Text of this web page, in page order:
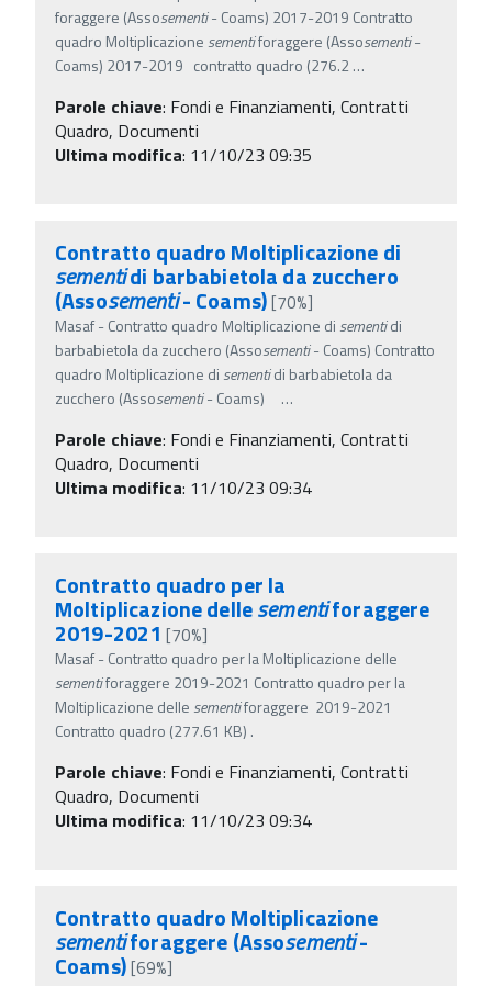
foraggere (Assosementi- Coams) 2017-2019 Contratto
quadro Moltiplicazione sementiforaggere (Assosementi-
Coams) 2017-2019 contratto quadro (276.2…
Parole chiave: Fondi e Finanziamenti, Contratti
Quadro, Documenti
Ultima modifica: 11/10/23 09:35
Contratto quadro Moltiplicazione di
sementidi barbabietola da zucchero
(Assosementi- Coams)[70%]
Masaf - Contratto quadro Moltiplicazione di sementidi
barbabietola da zucchero (Assosementi- Coams) Contratto
quadro Moltiplicazione di sementidi barbabietola da
zucchero (Assosementi- Coams) …
Parole chiave: Fondi e Finanziamenti, Contratti
Quadro, Documenti
Ultima modifica: 11/10/23 09:34
Contratto quadro per la
Moltiplicazione dellesementiforaggere
2019-2021 [70%]
Masaf - Contratto quadro per la Moltiplicazione delle
sementiforaggere 2019-2021 Contratto quadro per la
Moltiplicazione delle sementiforaggere 2019-2021
Contratto quadro (277.61 KB) .
Parole chiave: Fondi e Finanziamenti, Contratti
Quadro, Documenti
Ultima modifica: 11/10/23 09:34
Contratto quadro Moltiplicazione
sementiforaggere (Assosementi-
Coams)[69%]